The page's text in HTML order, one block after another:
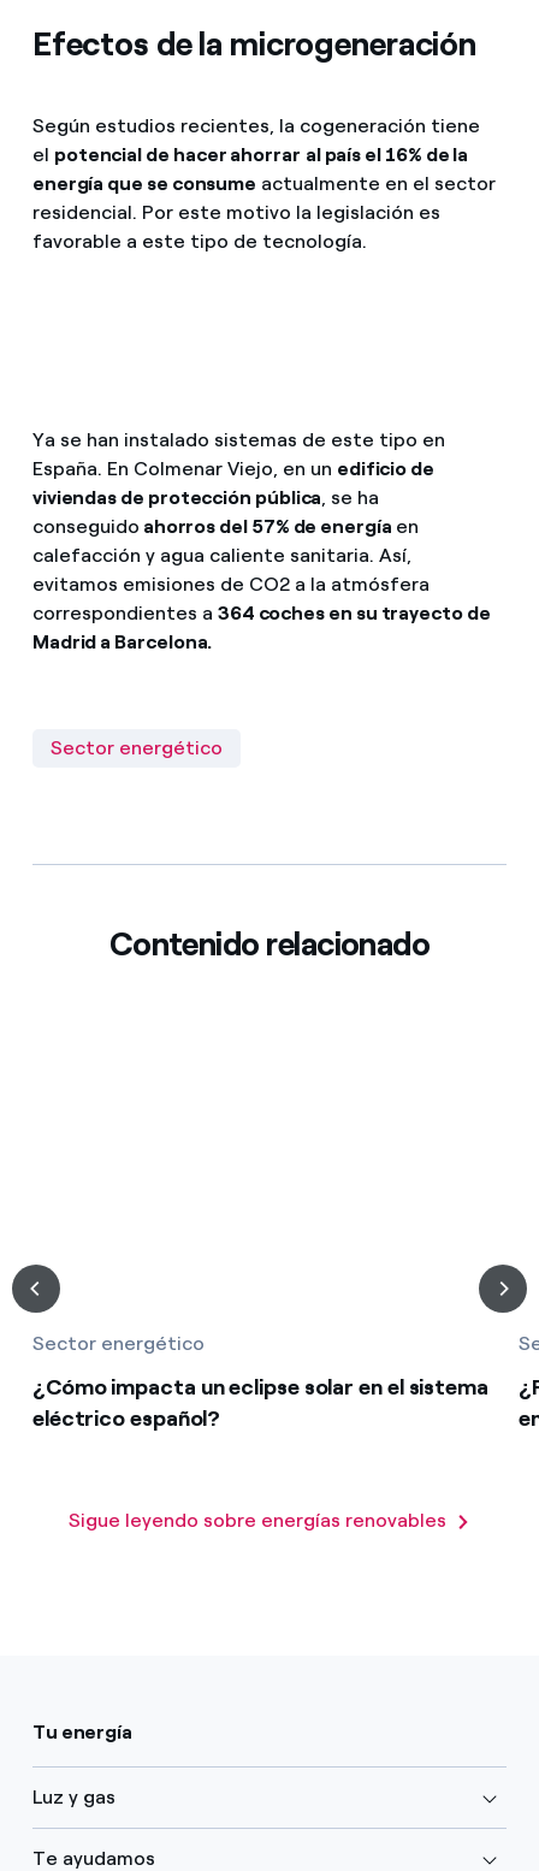
Efectos de la microgeneración
Según estudios recientes, la cogeneración tiene
el potencial de hacer ahorrar al país el 16% de la
energía que se consume actualmente en el sector
residencial. Por este motivo la legislación es
favorable a este tipo de tecnología.
Ya se han instalado sistemas de este tipo en
España. En Colmenar Viejo, en un edificio de
viviendas de protección pública, se ha
conseguido ahorros del 57% de energía en
calefacción y agua caliente sanitaria. Así,
evitamos emisiones de CO2 a la atmósfera
correspondientes a 364 coches en su trayecto de
Madrid a Barcelona.
Sector energético
Contenido relacionado
Sector energético
¿Cómo impacta un eclipse solar en el sistema
eléctrico español?
Sigue leyendo sobre energías renovables
Tu energía
Luz y gas
Te ayudamos